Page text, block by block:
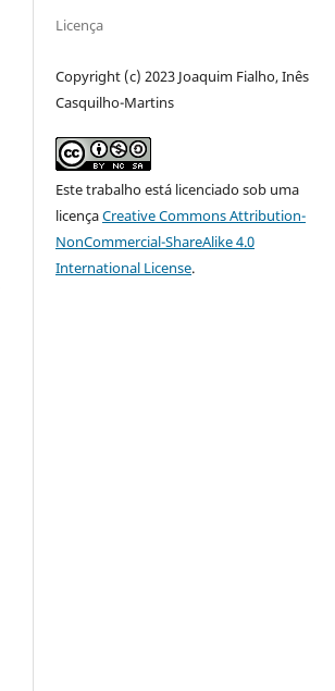
Licença
Copyright (c) 2023 Joaquim Fialho, Inês
Casquilho-Martins
Este trabalho está licenciado sob uma
licençaCreative Commons Attribution-
NonCommercial-ShareAlike 4.0
International License.